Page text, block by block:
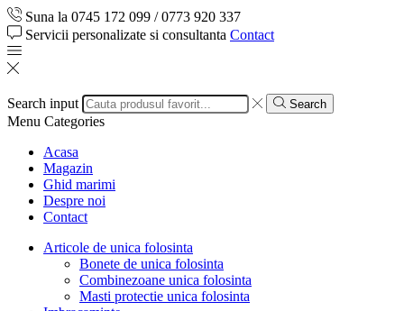
Suna la 0745 172 099 / 0773 920 337
Servicii personalizate si consultanta Contact
Search input Search
Menu Categories
Acasa
Magazin
Ghid marimi
Despre noi
Contact
Articole de unica folosinta
Bonete de unica folosinta
Combinezoane unica folosinta
Masti protectie unica folosinta